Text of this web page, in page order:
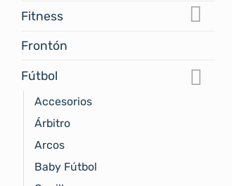
Fitness
Frontón
Fútbol
Accesorios
Árbitro
Arcos
Baby Fútbol